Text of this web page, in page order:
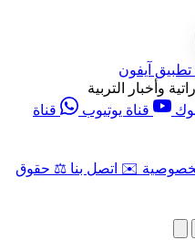
آيفون
وأخبار التربية
قناة يوتيوب
قناة
✉️ اتصل بنا ⚖️ حقوق